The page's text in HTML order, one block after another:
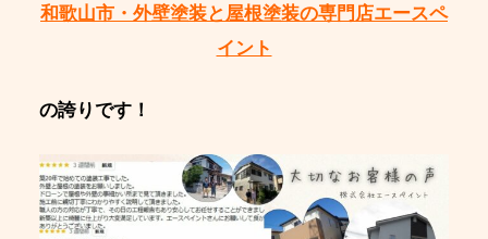
和歌山市・外壁塗装と屋根塗装の専門店エースペ
イント
の誇りです！